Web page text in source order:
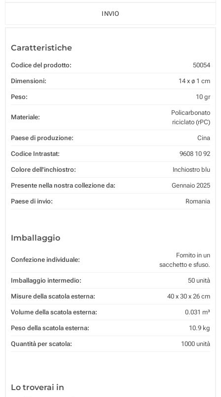
INVIO
Caratteristiche
Codice del prodotto: 50054
Dimensioni: 14 x ø 1 cm
Peso: 10 gr
Materiale:
Policarbonato
riciclato (rPC)
Paese di produzione: Cina
Codice Intrastat: 9608 10 92
Colore dell'inchiostro: Inchiostro blu
Presente nella nostra collezione da: Gennaio 2025
Paese di invio: Romania
Imballaggio
Confezione individuale:
Fornito in un
sacchetto e sfuso.
Imballaggio intermedio: 50 unità
Misure della scatola esterna: 40 x 30 x 26 cm
Volume della scatola esterna: 0.031 m³
Peso della scatola esterna: 10.9 kg
Quantità per scatola: 1000 unità
Lo troverai in